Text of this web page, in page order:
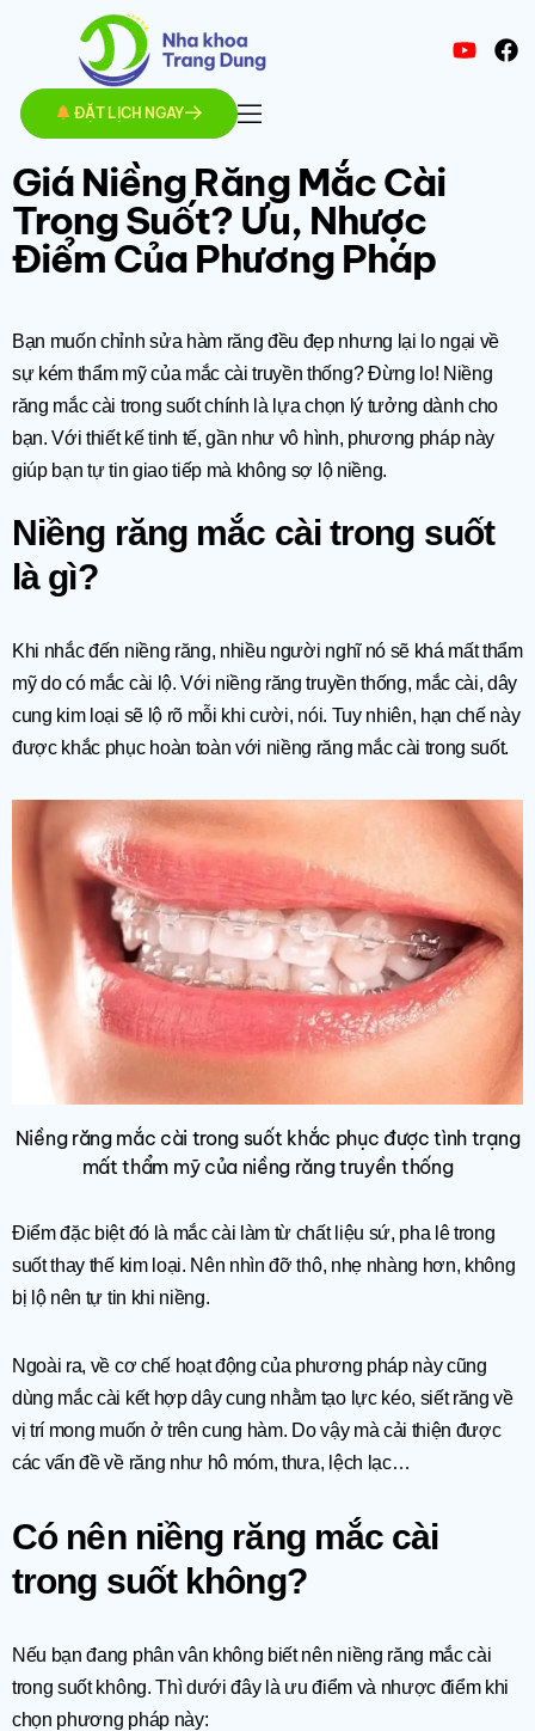
ĐẶT LỊCH NGAY
Giá Niềng Răng Mắc Cài
Trong Suốt? Ưu, Nhược
Điểm Của Phương Pháp
Bạn muốn chỉnh sửa hàm răng đều đẹp nhưng lại lo ngại về
sự kém thẩm mỹ của mắc cài truyền thống? Đừng lo! Niềng
răng mắc cài trong suốt chính là lựa chọn lý tưởng dành cho
bạn. Với thiết kế tinh tế, gần như vô hình, phương pháp này
giúp bạn tự tin giao tiếp mà không sợ lộ niềng.
Niềng răng mắc cài trong suốt
là gì?
Khi nhắc đến niềng răng, nhiều người nghĩ nó sẽ khá mất thẩm
mỹ do có mắc cài lộ. Với niềng răng truyền thống, mắc cài, dây
cung kim loại sẽ lộ rõ mỗi khi cười, nói. Tuy nhiên, hạn chế này
được khắc phục hoàn toàn với niềng răng mắc cài trong suốt.
Niềng răng mắc cài trong suốt khắc phục được tình trạng
mất thẩm mỹ của niềng răng truyền thống
Điểm đặc biệt đó là mắc cài làm từ chất liệu sứ, pha lê trong
suốt thay thế kim loại. Nên nhìn đỡ thô, nhẹ nhàng hơn, không
bị lộ nên tự tin khi niềng.
Ngoài ra, về cơ chế hoạt động của phương pháp này cũng
dùng mắc cài kết hợp dây cung nhằm tạo lực kéo, siết răng về
vị trí mong muốn ở trên cung hàm. Do vậy mà cải thiện được
các vấn đề về răng như hô móm, thưa, lệch lạc…
Có nên niềng răng mắc cài
trong suốt không?
Nếu bạn đang phân vân không biết nên niềng răng mắc cài
trong suốt không. Thì dưới đây là ưu điểm và nhược điểm khi
chọn phương pháp này: